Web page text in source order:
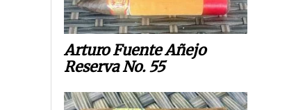
Arturo Fuente Añejo
Reserva No. 55